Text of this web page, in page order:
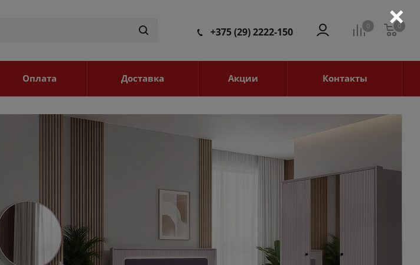
0 0
0
+375 (29) 2222-150
Оплата Доставка Акции Контакты
×